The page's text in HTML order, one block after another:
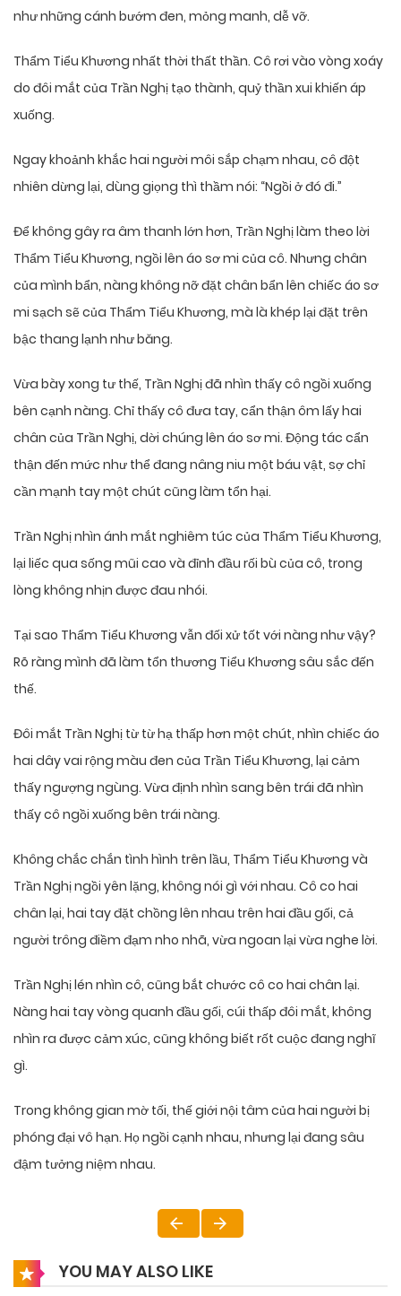
như những cánh bướm đen, mỏng manh, dễ vỡ.
Thẩm Tiểu Khương nhất thời thất thần. Cô rơi vào vòng xoáy
do đôi mắt của Trần Nghị tạo thành, quỷ thần xui khiến áp
xuống.
Ngay khoảnh khắc hai người môi sắp chạm nhau, cô đột
nhiên dừng lại, dùng giọng thì thầm nói: “Ngồi ở đó đi.”
Để không gây ra âm thanh lớn hơn, Trần Nghị làm theo lời
Thẩm Tiểu Khương, ngồi lên áo sơ mi của cô. Nhưng chân
của mình bẩn, nàng không nỡ đặt chân bẩn lên chiếc áo sơ
mi sạch sẽ của Thẩm Tiểu Khương, mà là khép lại đặt trên
bậc thang lạnh như băng.
Vừa bày xong tư thế, Trần Nghị đã nhìn thấy cô ngồi xuống
bên cạnh nàng. Chỉ thấy cô đưa tay, cẩn thận ôm lấy hai
chân của Trần Nghị, dời chúng lên áo sơ mi. Động tác cẩn
thận đến mức như thể đang nâng niu một báu vật, sợ chỉ
cần mạnh tay một chút cũng làm tổn hại.
Trần Nghị nhìn ánh mắt nghiêm túc của Thẩm Tiểu Khương,
lại liếc qua sống mũi cao và đỉnh đầu rối bù của cô, trong
lòng không nhịn được đau nhói.
Tại sao Thẩm Tiểu Khương vẫn đối xử tốt với nàng như vậy?
Rõ ràng mình đã làm tổn thương Tiểu Khương sâu sắc đến
thế.
Đôi mắt Trần Nghị từ từ hạ thấp hơn một chút, nhìn chiếc áo
hai dây vai rộng màu đen của Trần Tiểu Khương, lại cảm
thấy ngượng ngùng. Vừa định nhìn sang bên trái đã nhìn
thấy cô ngồi xuống bên trái nàng.
Không chắc chắn tình hình trên lầu, Thẩm Tiểu Khương và
Trần Nghị ngồi yên lặng, không nói gì với nhau. Cô co hai
chân lại, hai tay đặt chồng lên nhau trên hai đầu gối, cả
người trông điềm đạm nho nhã, vừa ngoan lại vừa nghe lời.
Trần Nghị lén nhìn cô, cũng bắt chước cô co hai chân lại.
Nàng hai tay vòng quanh đầu gối, cúi thấp đôi mắt, không
nhìn ra được cảm xúc, cũng không biết rốt cuộc đang nghĩ
gì.
Trong không gian mờ tối, thế giới nội tâm của hai người bị
phóng đại vô hạn. Họ ngồi cạnh nhau, nhưng lại đang sâu
đậm tưởng niệm nhau.
YOU MAY ALSO LIKE